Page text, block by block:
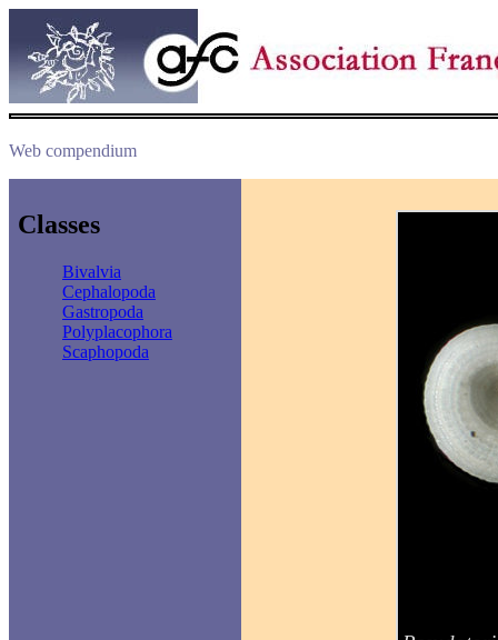
Web compendium
Classes
Bivalvia
Cephalopoda
Gastropoda
Polyplacophora
Scaphopoda